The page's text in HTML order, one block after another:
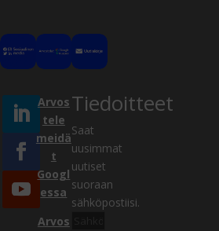
Arvos
tele
meidä
t
Googl
essa
Arvos
Tiedoitteet
Saat
uusimmat
uutiset
suoraan
sähköpostiisi.